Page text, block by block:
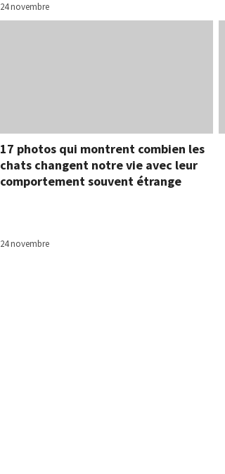
24 novembre
17 photos qui montrent combien les
chats changent notre vie avec leur
comportement souvent étrange
24 novembre